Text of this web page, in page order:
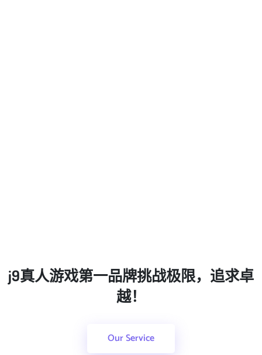
j9真人游戏第一品牌挑战极限，追求卓
越！
Our Service